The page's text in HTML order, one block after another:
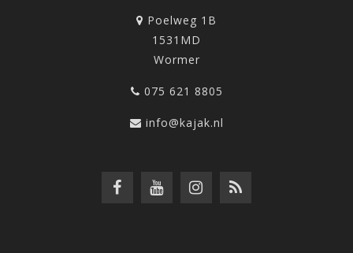
Poelweg 1B
1531MD
Wormer
075 621 8805
info@kajak.nl